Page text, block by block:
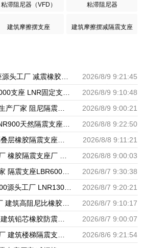
粘滞阻尼器（VFD） 粘滞阻尼器
建筑摩擦摆支座 建筑摩擦摆减隔震支座
II型LRB铅芯橡胶隔震支座源头工厂 减震橡胶支座价格 隔震支座产地源头工厂
2026/8/9 9:21:45
房屋支座生产厂家 HDR1000支座 LNR固定支座生产厂家
2026/8/9 9:10:48
建筑高阻尼隔震锁定支座生产厂家 阻尼隔震支座厂家 分散力型隔震支座厂家
2026/8/9 9:00:21
房屋抗震橡胶隔震支座 LNR900天然隔震支座 建筑圆形隔震支座源头工厂
2026/8/8 9:22:50
减震橡胶隔震支座厂商 厚叠层橡胶隔震支座源头工厂 阻尼隔震支座多少钱
2026/8/8 9:11:21
建筑隔震抗震支座源头工厂 橡胶隔震支座厂 国内橡胶隔震支座生产厂家
2026/8/8 9:00:03
橡胶隔震支座商家生产厂家 隔震支座LBR600生产厂家 天然橡胶隔震支座LNR1000-Ⅱ厂家
2026/8/7 9:30:38
铅芯橡胶隔震支座LRB1000源头工厂 LNR1300天然橡胶支座什么价格 国内隔震支座生产厂家
2026/8/7 9:20:21
LRB300隔震支座源头工厂 建筑高阻尼比橡胶隔震支座厂家 铅芯抗震支座装置源头工厂
2026/8/7 9:10:17
建筑高性能橡胶隔震支座 建筑铅芯橡胶防震支座工厂 LRB500一Ⅱ型橡胶隔震支座
2026/8/7 9:00:07
铅芯橡胶隔震支座源头工厂 建筑楼梯隔震支座生产厂家 高楼隔震支座
2026/8/6 9:21:54